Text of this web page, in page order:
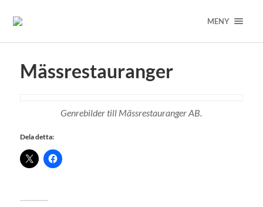
MENY
Mässrestauranger
Genrebilder till Mässrestauranger AB.
Dela detta: